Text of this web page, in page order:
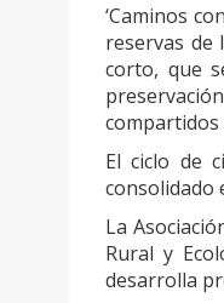
‘Caminos
reservas de
corto, que
El ciclo de
consolidado
La
Rural y
desarrolla